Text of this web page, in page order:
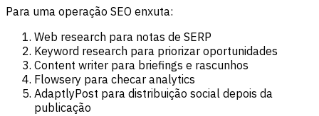
Para uma operação SEO enxuta:
Web research para notas de SERP
Keyword research para priorizar oportunidades
Content writer para briefings e rascunhos
Flowsery para checar analytics
AdaptlyPost para distribuição social depois da
publicação